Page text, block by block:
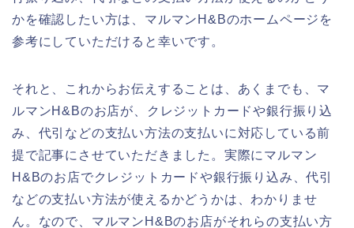
かを確認したい方は、マルマンH&Bのホームページを
参考にしていただけると幸いです。
それと、これからお伝えすることは、あくまでも、マ
ルマンH&Bのお店が、クレジットカードや銀行振り込
み、代引などの支払い方法の支払いに対応している前
提で記事にさせていただきました。実際にマルマン
H&Bのお店でクレジットカードや銀行振り込み、代引
などの支払い方法が使えるかどうかは、わかりませ
ん。なので、マルマンH&Bのお店がそれらの支払い方